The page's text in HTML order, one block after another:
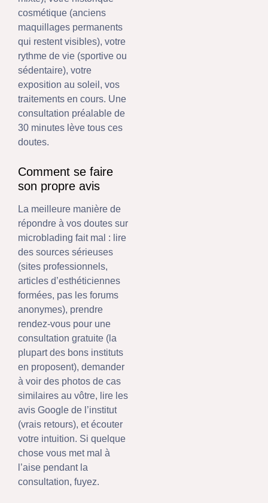
cosmétique (anciens
maquillages permanents
qui restent visibles), votre
rythme de vie (sportive ou
sédentaire), votre
exposition au soleil, vos
traitements en cours. Une
consultation préalable de
30 minutes lève tous ces
doutes.
Comment se faire
son propre avis
La meilleure manière de
répondre à vos doutes sur
microblading fait mal : lire
des sources sérieuses
(sites professionnels,
articles d’esthéticiennes
formées, pas les forums
anonymes), prendre
rendez-vous pour une
consultation gratuite (la
plupart des bons instituts
en proposent), demander
à voir des photos de cas
similaires au vôtre, lire les
avis Google de l’institut
(vrais retours), et écouter
votre intuition. Si quelque
chose vous met mal à
l’aise pendant la
consultation, fuyez.